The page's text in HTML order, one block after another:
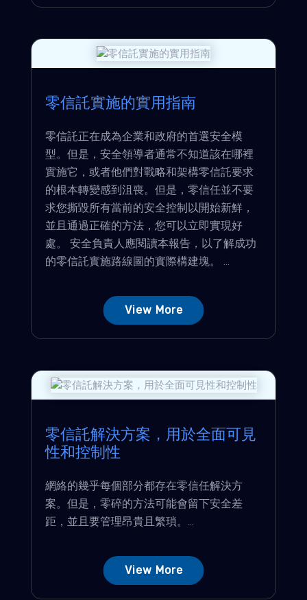
零信託實施的實用指南
零信託正在成為企業和政府的首選安全模
型。但是，安全領導者通常不知道該在哪裡
實施它，或者他們對戰略和架構零信託要求
的根本轉變感到沮喪。但是，零信任並不要
求您撕毀所有當前的安全控制以開始新鮮，
並且通過正確的方法，您可以立即實現好
處。 安全負責人應閱讀本報告，以了解成功
的零信託實施路線圖的實際構建塊。 ...
View More
零信託解決方案，用於全面可見
性和控制性
網絡的幾乎每個部分都存在零信任解決方
案。但是，零碎的方法可能會留下安全差
距，並且要管理昂貴且繁瑣。...
View More